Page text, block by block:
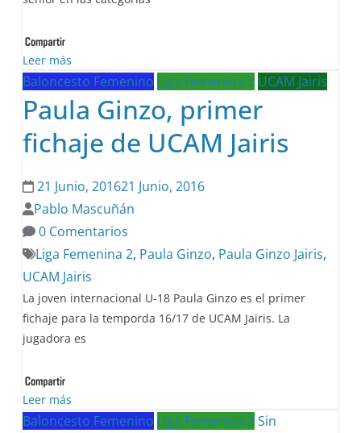
Leer más
Baloncesto Femenino Liga Femenina 2 UCAM Jairis
Paula Ginzo, primer
fichaje de UCAM Jairis
21 Junio, 201621 Junio, 2016
Pablo Mascuñán
0 Comentarios
Liga Femenina 2, Paula Ginzo, Paula Ginzo Jairis,
UCAM Jairis
La joven internacional U-18 Paula Ginzo es el primer
fichaje para la temporda 16/17 de UCAM Jairis. La
jugadora es
Leer más
Baloncesto Femenino Liga Femenina 2 Sin